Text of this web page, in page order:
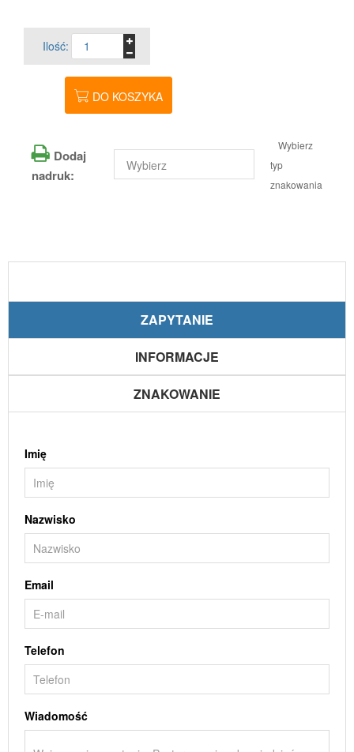
Ilość:
DO KOSZYKA
Dodaj
nadruk:
Wybierz
typ
znakowania
ZAPYTANIE
INFORMACJE
ZNAKOWANIE
Imię
Nazwisko
Email
Telefon
Wiadomość